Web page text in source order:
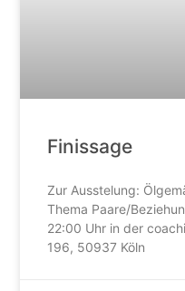
Finissage
Zur Ausstelung:
Thema Paare/
22:00 Uhr in der
196, 50937 Köln